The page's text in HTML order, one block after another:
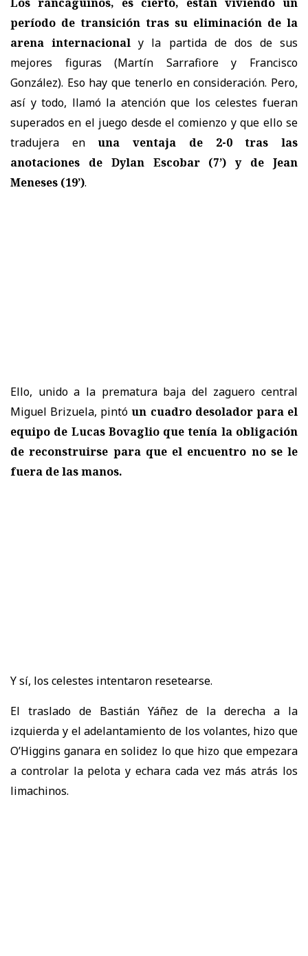
período de transición tras su eliminación de la
arena internacional y la partida de dos de sus
mejores figuras (Martín Sarrafiore y Francisco
González). Eso hay que tenerlo en consideración. Pero,
así y todo, llamó la atención que los celestes fueran
superados en el juego desde el comienzo y que ello se
tradujera enuna ventaja de 2-0 tras las
anotaciones de Dylan Escobar (7’) y de Jean
Meneses (19’).
Ello, unido a la prematura baja del zaguero central
Miguel Brizuela, pintóun cuadro desolador para el
equipo de Lucas Bovaglio que tenía la obligación
de reconstruirse para que el encuentro no se le
fuera de las manos.
Y sí, los celestes intentaron resetearse.
El traslado de Bastián Yáñez de la derecha a la
izquierda y el adelantamiento de los volantes, hizo que
O’Higgins ganara en solidez lo que hizo que empezara
a controlar la pelota y echara cada vez más atrás los
limachinos.